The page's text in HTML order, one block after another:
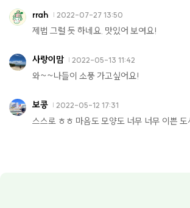
rrah 2022-07-27 13:50
제법 그럴 듯 하네요. 맛있어 보여요!
사랑이맘 2022-05-13 11:42
와~~나들이 소풍 가고싶어요!
보콩 2022-05-12 17:31
스스로 ㅎㅎ 마음도 모양도 너무 너무 이쁜